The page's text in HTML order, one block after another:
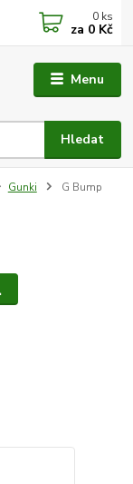
Menu
Hledat
0 ks
za 0 Kč
Gunki
G Bump